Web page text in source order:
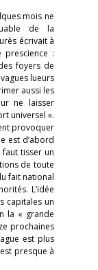
mois ne
de la
écrivait à
:
foyers de
lueurs
aussi les
ne laisser
universel ».
provoquer
est d’abord
tisser un
de toute
fait national
L’idée
capitales un
la « grande
prochaines
est plus
presque à